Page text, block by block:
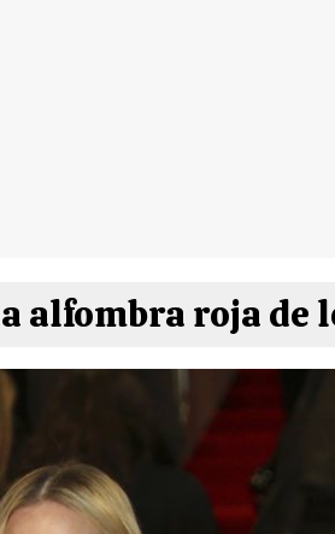
alfombra roja de